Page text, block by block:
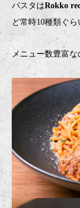
パスタはRokko
ど常時10種類ぐ
メニュー数豊富